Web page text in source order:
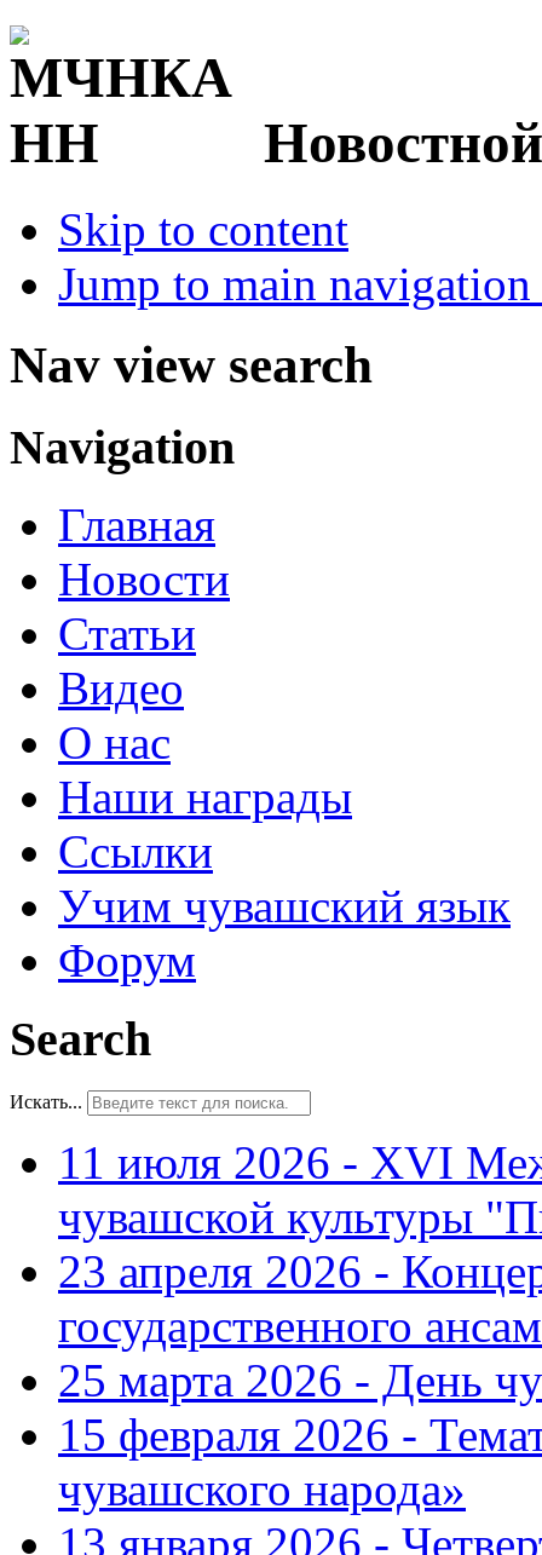
Skip to content
Jump to main
Nav view search
Navigation
Главная
Новости
Статьи
Видео
О нас
Наши награды
Ссылки
Учим чувашский язык
Форум
Search
Искать...
11 июля 2026 - XVI
чувашской культуры
23 апреля 2026 -
государственного
25 марта 2026 - День
15 февраля 2026 -
чувашского народа»
13 января 2026 -